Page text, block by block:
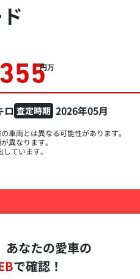
355万円
ロ 査定時期 2026年05月
車両とは異なる可能性があります。
異なります。
ています。
あなたの愛車の
で確認！